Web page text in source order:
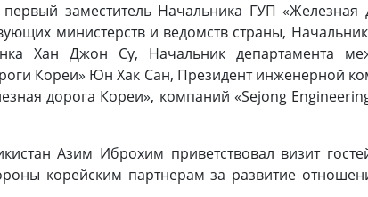
заместитель Начальника ГУП «Железная
министерств и ведомств страны,
Хан Джон Су, Начальник департамента
Кореи» Юн Хак Сан, Президент инженерной
дорога Кореи», компаний «Sejong
Азим Иброхим приветствовал визит
корейским партнерам за развитие